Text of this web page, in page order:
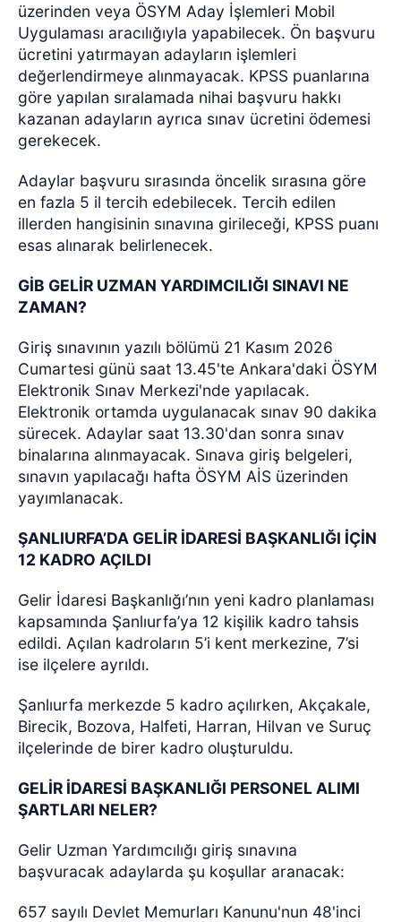
üzerinden veya ÖSYM Aday İşlemleri Mobil
Uygulaması aracılığıyla yapabilecek. Ön başvuru
ücretini yatırmayan adayların işlemleri
değerlendirmeye alınmayacak. KPSS puanlarına
göre yapılan sıralamada nihai başvuru hakkı
kazanan adayların ayrıca sınav ücretini ödemesi
gerekecek.
Adaylar başvuru sırasında öncelik sırasına göre
en fazla 5 il tercih edebilecek. Tercih edilen
illerden hangisinin sınavına girileceği, KPSS puanı
esas alınarak belirlenecek.
GİB GELİR UZMAN YARDIMCILIĞI SINAVI NE
ZAMAN?
Giriş sınavının yazılı bölümü 21 Kasım 2026
Cumartesi günü saat 13.45'te Ankara'daki ÖSYM
Elektronik Sınav Merkezi'nde yapılacak.
Elektronik ortamda uygulanacak sınav 90 dakika
sürecek. Adaylar saat 13.30'dan sonra sınav
binalarına alınmayacak. Sınava giriş belgeleri,
sınavın yapılacağı hafta ÖSYM AİS üzerinden
yayımlanacak.
ŞANLIURFA’DA GELİR İDARESİ BAŞKANLIĞI İÇİN
12 KADRO AÇILDI
Gelir İdaresi Başkanlığı’nın yeni kadro planlaması
kapsamında Şanlıurfa’ya 12 kişilik kadro tahsis
edildi. Açılan kadroların 5’i kent merkezine, 7’si
ise ilçelere ayrıldı.
Şanlıurfa merkezde 5 kadro açılırken, Akçakale,
Birecik, Bozova, Halfeti, Harran, Hilvan ve Suruç
ilçelerinde de birer kadro oluşturuldu.
GELİR İDARESİ BAŞKANLIĞI PERSONEL ALIMI
ŞARTLARI NELER?
Gelir Uzman Yardımcılığı giriş sınavına
başvuracak adaylarda şu koşullar aranacak:
657 sayılı Devlet Memurları Kanunu'nun 48'inci